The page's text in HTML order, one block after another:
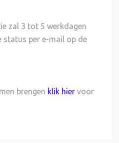
zal 3 tot 5 werkdagen
status per e-mail op de
brengen klik hier voor